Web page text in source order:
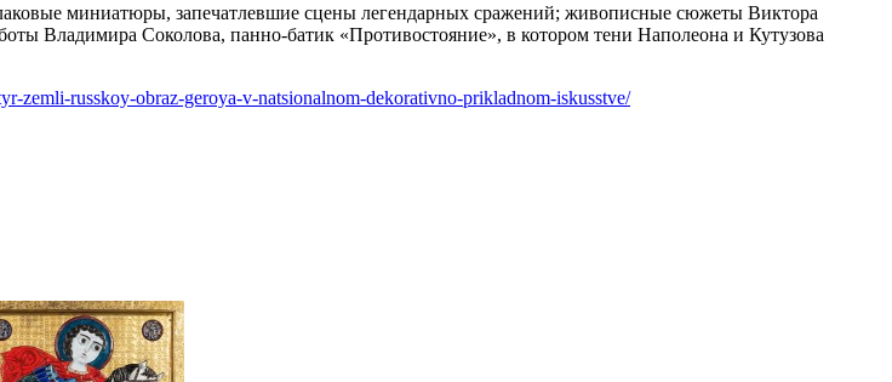
миниатюры, запечатлевшие сцены легендарных сражений; живописные сюжеты Виктора
Владимира Соколова, панно-батик «Противостояние», в котором тени Наполеона и Кутузова
zemli-russkoy-obraz-geroya-v-natsionalnom-dekorativno-prikladnom-iskusstve/